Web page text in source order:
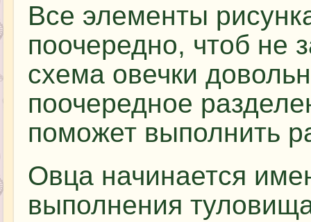
Все элементы
поочередно, чтоб не
схема овечки
поочередное
поможет выполнить
Овца начинается
выполнения